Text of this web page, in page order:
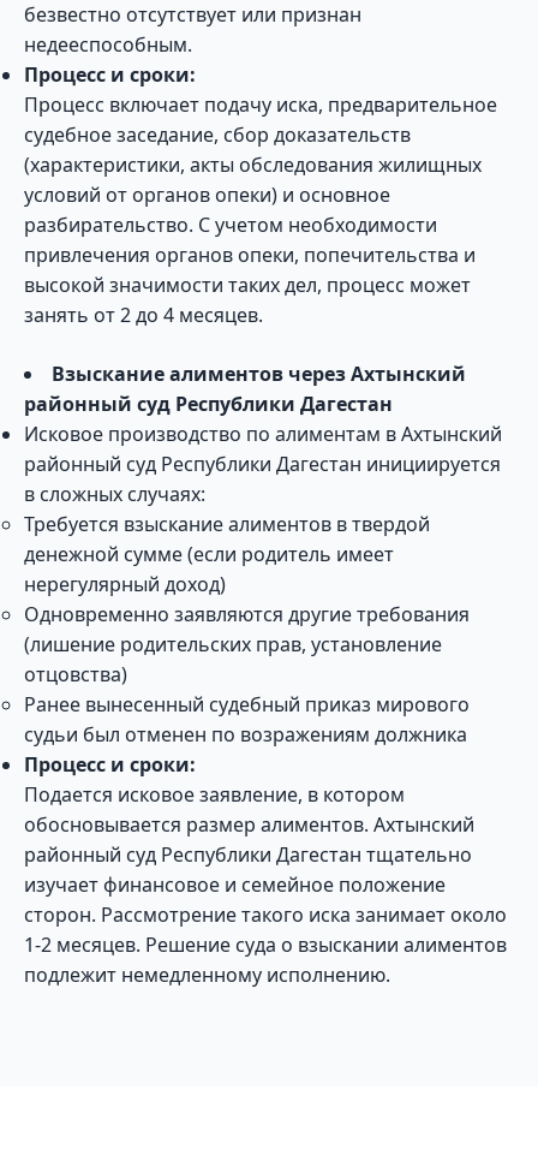
безвестно отсутствует или признан
недееспособным.
Процесс и сроки:
Процесс включает подачу иска, предварительное
судебное заседание, сбор доказательств
(характеристики, акты обследования жилищных
условий от органов опеки) и основное
разбирательство. С учетом необходимости
привлечения органов опеки, попечительства и
высокой значимости таких дел, процесс может
занять от 2 до 4 месяцев.
Взыскание алиментов через Ахтынский
районный суд Республики Дагестан
Исковое производство по алиментам в Ахтынский
районный суд Республики Дагестан инициируется
в сложных случаях:
Требуется взыскание алиментов в твердой
денежной сумме (если родитель имеет
нерегулярный доход)
Одновременно заявляются другие требования
(лишение родительских прав, установление
отцовства)
Ранее вынесенный судебный приказ мирового
судьи был отменен по возражениям должника
Процесс и сроки:
Подается исковое заявление, в котором
обосновывается размер алиментов. Ахтынский
районный суд Республики Дагестан тщательно
изучает финансовое и семейное положение
сторон. Рассмотрение такого иска занимает около
1-2 месяцев. Решение суда о взыскании алиментов
подлежит немедленному исполнению.